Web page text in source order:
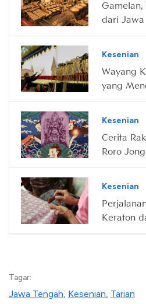
dari Jawa
Kesenian
Wayang
yang
Kesenian
Cerita
Roro
Kesenian
Keraton
Tagar:
Jawa Tengah, Kesenian, Tarian